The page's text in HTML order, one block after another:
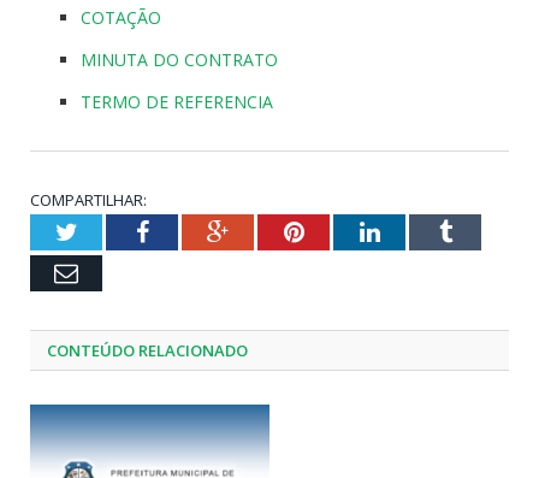
COTAÇÃO
MINUTA DO CONTRATO
TERMO DE REFERENCIA
COMPARTILHAR:
TwitterFacebookGoogle+PinterestLinkedInTumblr
Email
CONTEÚDO RELACIONADO